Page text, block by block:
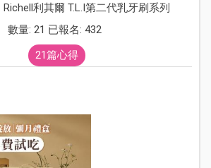
Richell利其爾 T.L.I第二代乳牙刷系列
數量: 21 已報名: 432
21篇心得